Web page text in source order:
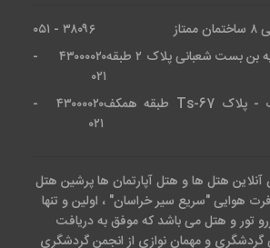
در درویشی؛ نقد واقعی
مشهد شما با چندین رستوران روبرو
(معماری خیره کننده)
۳۸۰۹۶ - ۰۵۱
تهران - خیابان قیطریه بن بست شعبانی پلاک ۲ طبقه
۴۳۰۰۰۰۲۰ -
۰۲۱
کیش - فاز 7 صدف - پلاک Ts-67 طبقه همکف
۴۳۰۰۰۰۲۰ -
۰۲۱
آنلاین هتل ها و هتل آپارتمان ها پرشین هتل
هوایی "سریع سیر خراسان" ، اولین و تنها
تور و هتل می باشد که موفق به دریافت
گردشگری و مهمان نوازی از انجمن گردشگری